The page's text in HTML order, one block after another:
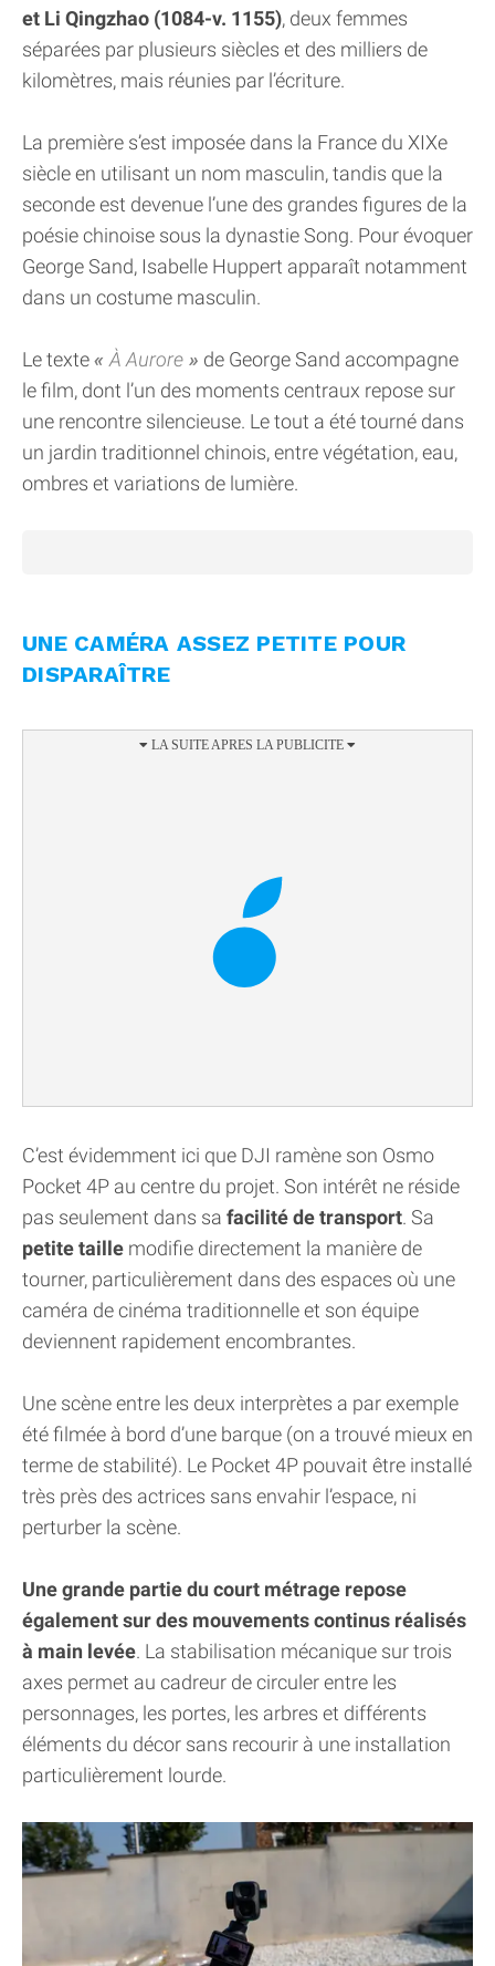
et Li Qingzhao (1084-v. 1155), deux femmes
séparées par plusieurs siècles et des milliers de
kilomètres, mais réunies par l’écriture.
La première s’est imposée dans la France du XIXe
siècle en utilisant un nom masculin, tandis que la
seconde est devenue l’une des grandes figures de la
poésie chinoise sous la dynastie Song. Pour évoquer
George Sand, Isabelle Huppert apparaît notamment
dans un costume masculin.
Le texte À Aurore
de George Sand accompagne
le film, dont l’un des moments centraux repose sur
une rencontre silencieuse. Le tout a été tourné dans
un jardin traditionnel chinois, entre végétation, eau,
ombres et variations de lumière.
UNE CAMÉRA ASSEZ PETITE POUR
DISPARAÎTRE
C’est évidemment ici que DJI ramène son Osmo
Pocket 4P au centre du projet. Son intérêt ne réside
pas seulement dans sa facilité de transport. Sa
petite taille modifie directement la manière de
tourner, particulièrement dans des espaces où une
caméra de cinéma traditionnelle et son équipe
deviennent rapidement encombrantes.
Une scène entre les deux interprètes a par exemple
été filmée à bord d’une barque (on a trouvé mieux en
terme de stabilité). Le Pocket 4P pouvait être installé
très près des actrices sans envahir l’espace, ni
perturber la scène.
Une grande partie du court métrage repose
également sur des mouvements continus réalisés
à main levée. La stabilisation mécanique sur trois
axes permet au cadreur de circuler entre les
personnages, les portes, les arbres et différents
éléments du décor sans recourir à une installation
particulièrement lourde.